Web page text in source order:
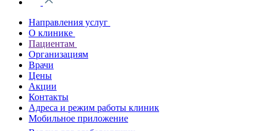
Направления услуг
О клинике
Пациентам
Организациям
Врачи
Цены
Акции
Контакты
Адреса и режим работы клиник
Мобильное приложение